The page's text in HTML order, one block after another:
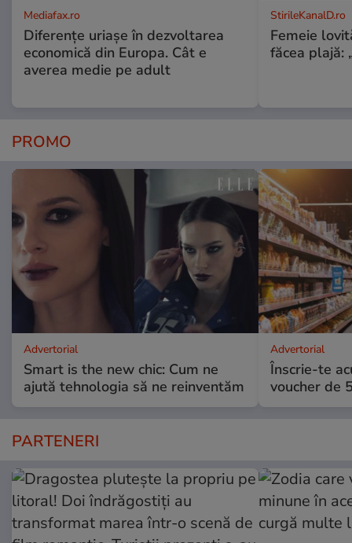
Mediafax.ro
Diferențe uriașe în dezvoltarea
economică din Europa. Cât e
averea medie pe adult
StirileKanalD.ro
Femeie
făcea plajă:
PROMO
Advertorial
Smart is the new chic: Cum ne
ajută tehnologia să ne reinventăm
Advertorial
Înscrie-te
voucher de
PARTENERI